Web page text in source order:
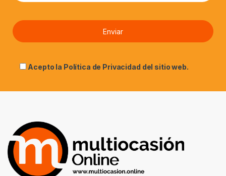
Acepto la Política de Privacidad del sitio web.